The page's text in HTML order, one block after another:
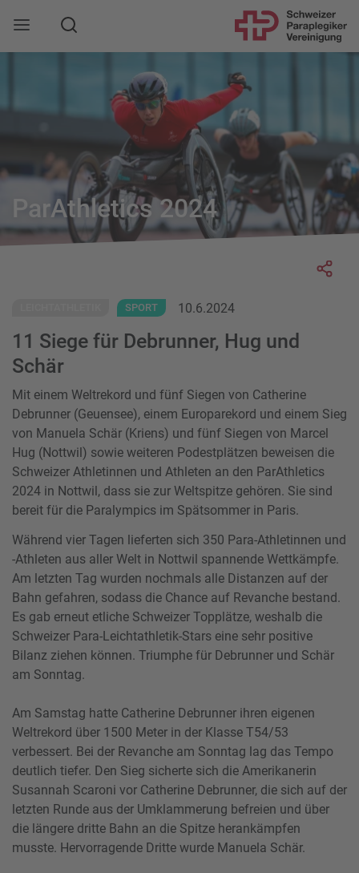
Mobile Navigation öffnen
Suche
ParAthletics 2024
SPORT 10.6.2024
11 Siege für Debrunner, Hug und
Schär
Mit einem Weltrekord und fünf Siegen von Catherine
Debrunner (Geuensee), einem Europarekord und einem Sieg
von Manuela Schär (Kriens) und fünf Siegen von Marcel
Hug (Nottwil) sowie weiteren Podestplätzen beweisen die
Schweizer Athletinnen und Athleten an den ParAthletics
2024 in Nottwil, dass sie zur Weltspitze gehören. Sie sind
bereit für die Paralympics im Spätsommer in Paris.
Während vier Tagen lieferten sich 350 Para-Athletinnen und
-Athleten aus aller Welt in Nottwil spannende Wettkämpfe.
Am letzten Tag wurden nochmals alle Distanzen auf der
Bahn gefahren, sodass die Chance auf Revanche bestand.
Es gab erneut etliche Schweizer Topplätze, weshalb die
Schweizer Para-Leichtathletik-Stars eine sehr positive
Bilanz ziehen können. Triumphe für Debrunner und Schär
am Sonntag.
Am Samstag hatte Catherine Debrunner ihren eigenen
Weltrekord über 1500 Meter in der Klasse T54/53
verbessert. Bei der Revanche am Sonntag lag das Tempo
deutlich tiefer. Den Sieg sicherte sich die Amerikanerin
Susannah Scaroni vor Catherine Debrunner, die sich auf der
letzten Runde aus der Umklammerung befreien und über
die längere dritte Bahn an die Spitze herankämpfen
musste. Hervorragende Dritte wurde Manuela Schär.